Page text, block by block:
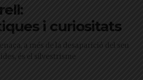
i curiositats
a més de la desaparició del seu
és el silvestrisme